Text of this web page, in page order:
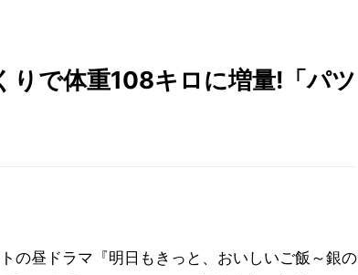
りで体重108キロに増量!「パツ
の昼ドラマ『明日もきっと、おいしいご飯～銀の